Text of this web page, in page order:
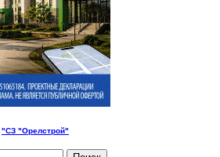
"СЗ "Орелстрой"